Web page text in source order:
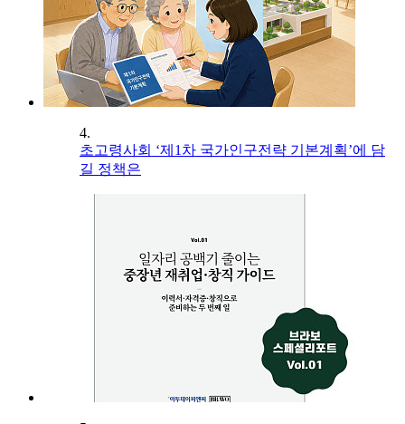
4.
초고령사회 ‘제1차 국가인구전략 기본계획’에 담
길 정책은